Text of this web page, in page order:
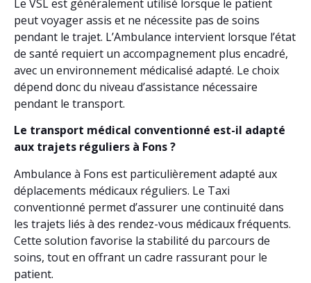
Le VSL est généralement utilisé lorsque le patient
peut voyager assis et ne nécessite pas de soins
pendant le trajet. L’Ambulance intervient lorsque l’état
de santé requiert un accompagnement plus encadré,
avec un environnement médicalisé adapté. Le choix
dépend donc du niveau d’assistance nécessaire
pendant le transport.
Le transport médical conventionné est-il adapté
aux trajets réguliers à Fons ?
Ambulance à Fons est particulièrement adapté aux
déplacements médicaux réguliers. Le Taxi
conventionné permet d’assurer une continuité dans
les trajets liés à des rendez-vous médicaux fréquents.
Cette solution favorise la stabilité du parcours de
soins, tout en offrant un cadre rassurant pour le
patient.